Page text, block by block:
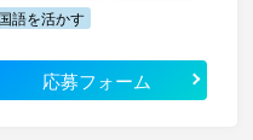
語を活かす
応募フォーム